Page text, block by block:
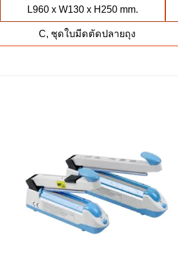
L960 x W130 x H250 mm.
C, ชุดใบมีดตัดปลายถุง